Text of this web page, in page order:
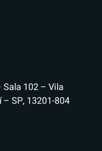
Sala 102 – Vila
SP, 13201-804